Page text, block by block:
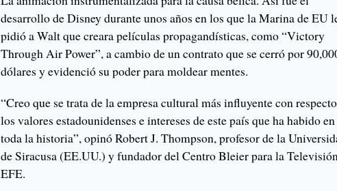
desarrollo de Disney durante unos años en los que la Marina de EU
pidió a Walt que creara películas propagandísticas, como “Victory
Through Air Power”, a cambio de un contrato que se cerró por
dólares y evidenció su poder para moldear mentes.
“Creo que se trata de la empresa cultural más influyente con
los valores estadounidenses e intereses de este país que ha habido en
toda la historia”, opinó Robert J. Thompson, profesor de la
de Siracusa (EE.UU.) y fundador del Centro Bleier para la
EFE.